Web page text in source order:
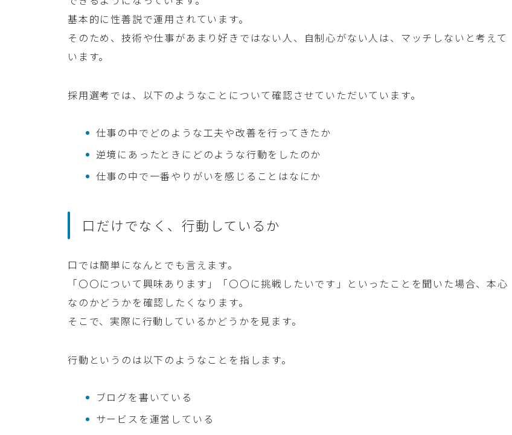
基本的に性善説で運用されています。
そのため、技術や仕事があまり好きではない人、自制心がない人は、マッチしないと考えて
います。
採用選考では、以下のようなことについて確認させていただいています。
仕事の中でどのような工夫や改善を行ってきたか
逆境にあったときにどのような行動をしたのか
仕事の中で一番やりがいを感じることはなにか
口だけでなく、行動しているか
口では簡単になんとでも言えます。
「〇〇について興味あります」「〇〇に挑戦したいです」といったことを聞いた場合、本心
なのかどうかを確認したくなります。
そこで、実際に行動しているかどうかを見ます。
行動というのは以下のようなことを指します。
ブログを書いている
サービスを運営している